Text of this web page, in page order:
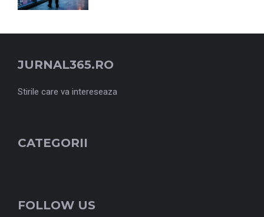
JURNAL365.RO
Stirile care va intereseaza
CATEGORII
FOLLOW US